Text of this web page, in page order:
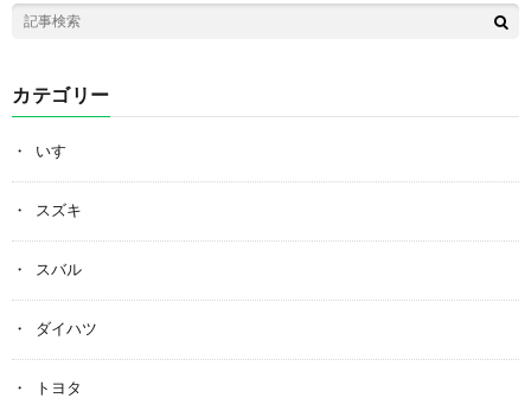
カテゴリー
いすゞ
スズキ
スバル
ダイハツ
トヨタ